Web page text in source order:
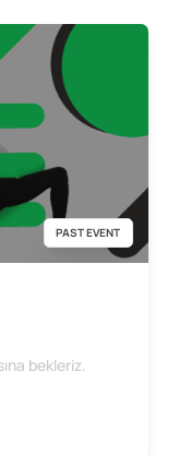
PAST EVENT
bekleriz.